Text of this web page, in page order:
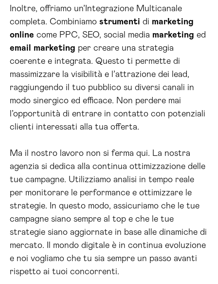
Inoltre, offriamo un’Integrazione Multicanale
completa. Combiniamo strumenti di marketing
online come PPC, SEO, social media marketing ed
email
marketing per creare una strategia
coerente e integrata. Questo ti permette di
massimizzare la visibilità e l’attrazione dei lead,
raggiungendo il tuo pubblico su diversi canali in
modo sinergico ed efficace. Non perdere mai
l’opportunità di entrare in contatto con potenziali
clienti interessati alla tua offerta.
Ma il nostro lavoro non si ferma qui. La nostra
agenzia si dedica alla continua ottimizzazione delle
tue campagne. Utilizziamo analisi in tempo reale
per monitorare le performance e ottimizzare le
strategie. In questo modo, assicuriamo che le tue
campagne siano sempre al top e che le tue
strategie siano aggiornate in base alle dinamiche di
mercato. Il mondo digitale è in continua evoluzione
e noi vogliamo che tu sia sempre un passo avanti
rispetto ai tuoi concorrenti.